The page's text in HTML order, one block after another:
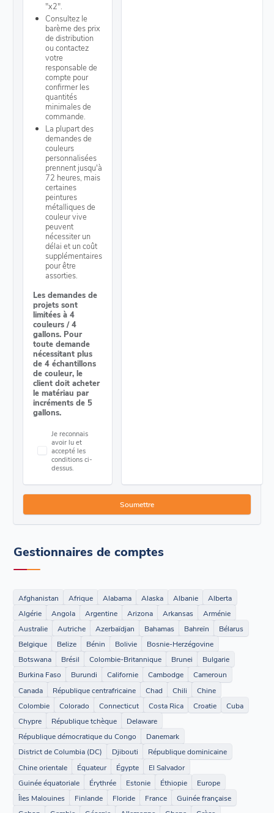
"x2".
Consultez le
barème des prix
de distribution
ou contactez
votre
responsable de
compte pour
confirmer les
quantités
minimales de
commande.
La plupart des
demandes de
couleurs
personnalisées
prennent jusqu'à
72 heures, mais
certaines
peintures
métalliques de
couleur vive
peuvent
nécessiter un
délai et un coût
supplémentaires
pour être
assorties.
Les demandes de
projets sont
limitées à 4
couleurs / 4
gallons. Pour
toute demande
nécessitant plus
de 4 échantillons
de couleur, le
client doit acheter
le matériau par
incréments de 5
gallons.
Je reconnais
avoir lu et
accepté les
conditions ci-
dessus.
Gestionnaires de comptes
Afghanistan Afrique Alabama Alaska Albanie
Alberta
Algérie
Angola Argentine Arizona Arkansas
Arménie
Australie
Autriche Azerbaïdjan Bahamas Bahreïn
Bélarus
Belgique
Belize Bénin Bolivie
Bosnie-Herzégovine
Botswana
Brésil Colombie-Britannique Brunei
Bulgarie
Burkina Faso
Burundi Californie Cambodge
Cameroun
Canada
République centrafricaine Chad Chili
Chine
Colombie
Colorado Connecticut Costa Rica Croatie
Cuba
Chypre
République tchèque
Delaware
République démocratique du Congo
Danemark
District de Columbia (DC)
Djibouti
République dominicaine
Chine orientale
Équateur Égypte
El Salvador
Guinée équatoriale
Érythrée Estonie Éthiopie
Europe
Îles Malouines
Finlande Floride France
Guinée française